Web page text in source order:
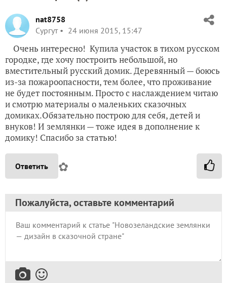
nat8758
Сургут
24 июня 2015, 15:47
Очень интересно! Купила участок в тихом русском
городке, где хочу построить небольшой, но
вместительный русский домик. Деревянный — боюсь
из-за пожароопасности, тем более, что проживание
не будет постоянным. Просто с наслаждением читаю
и смотрю материалы о маленьких сказочных
домиках.Обязательно построю для себя, детей и
внуков! И землянки — тоже идея в дополнение к
домику! Спасибо за статью!
Ответить ✿
Пожалуйста, оставьте комментарий